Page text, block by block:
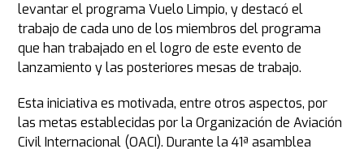
levantar el programa Vuelo Limpio, y destacó el
trabajo de cada uno de los miembros del programa
que han trabajado en el logro de este evento de
lanzamiento y las posteriores mesas de trabajo.
Esta iniciativa es motivada, entre otros aspectos, por
las metas establecidas por la Organización de Aviación
Civil Internacional (OACI). Durante la 41ª asamblea